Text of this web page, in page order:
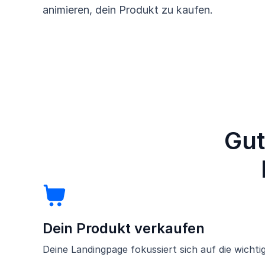
animieren, dein Produkt zu kaufen.
Dein Produkt verkaufen
Deine Landingpage fokussiert sich auf die